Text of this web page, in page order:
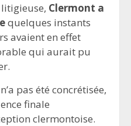
Clermont a
quelques instants
avaient en effet
qui aurait pu
pas été concrétisée,
finale
clermontoise.